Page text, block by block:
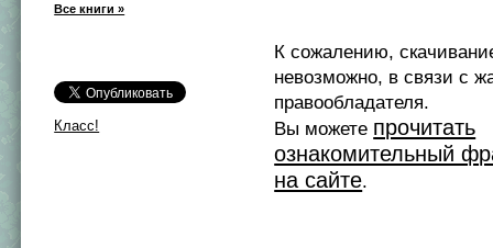
Все книги »
Класс!
К сожалению,
невозможно, в связи с
правообладателя.
Вы можете прочитать
ознакомительный
на сайте.